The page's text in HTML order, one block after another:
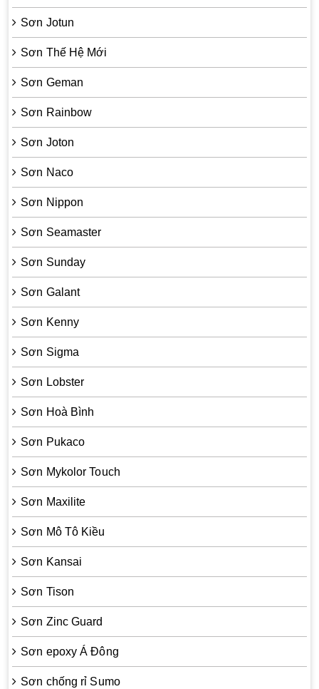
Sơn Jotun
Sơn Thế Hệ Mới
Sơn Geman
Sơn Rainbow
Sơn Joton
Sơn Naco
Sơn Nippon
Sơn Seamaster
Sơn Sunday
Sơn Galant
Sơn Kenny
Sơn Sigma
Sơn Lobster
Sơn Hoà Bình
Sơn Pukaco
Sơn Mykolor Touch
Sơn Maxilite
Sơn Mô Tô Kiều
Sơn Kansai
Sơn Tison
Sơn Zinc Guard
Sơn epoxy Á Đông
Sơn chống rỉ Sumo